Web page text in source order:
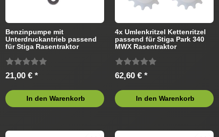
Benzinpumpe mit
Unterdruckantrieb passend
für Stiga Rasentraktor
21,00 € *
In den Warenkorb
4x Umlenkritzel Kettenritzel
passend für Stiga Park 340
MWX Rasentraktor
62,60 € *
In den Warenkorb